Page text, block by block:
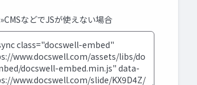
»CMSなどでJSが使えない場合